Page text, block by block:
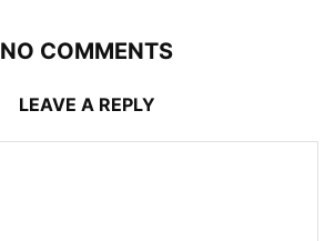
NO COMMENTS
LEAVE A REPLY